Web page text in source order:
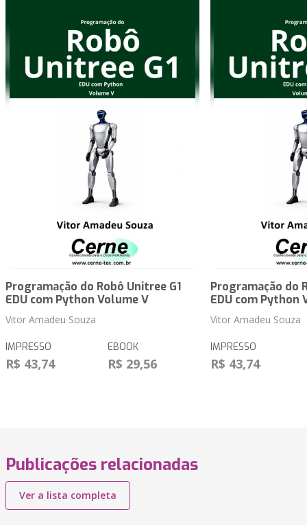
Programação do Robô Unitree G1
EDU com Python Volume V
Vitor Amadeu Souza
IMPRESSO
R$ 43,74
EBOOK
R$ 29,56
Programação do
EDU com Python
Vitor Amadeu Souza
IMPRESSO
R$ 43,74
Publicações relacionadas
Ver a lista completa